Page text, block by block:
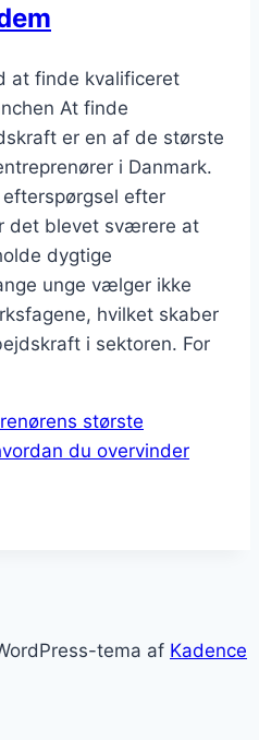
at finde kvalificeret
At finde
er en af de største
i Danmark.
efter
det blevet sværere at
dygtige
unge vælger ikke
hvilket skaber
i sektoren. For
største
du overvinder
tema af Kadence